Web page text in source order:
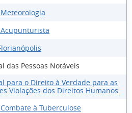
das Pessoas Notáveis
para o Direito à Verdade para as
Violações dos Direitos Humanos
à Tuberculose